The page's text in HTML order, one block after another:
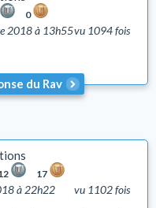
0
vu 1094 fois
2018 à 13h55
du Rav
17
vu 1102 fois
à 22h22